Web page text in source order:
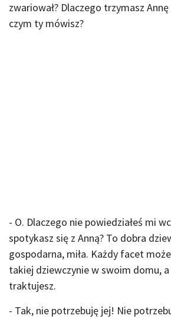
zwariował? Dlaczego trzymasz
czym ty mówisz?
- O. Dlaczego nie powiedziałeś mi
spotykasz się z Anną? To dobra
gospodarna, miła. Każdy facet
takiej dziewczynie w swoim domu,
traktujesz.
- Tak, nie potrzebuję jej! Nie